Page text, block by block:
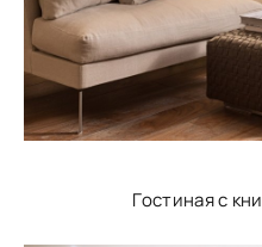
Гостиная с